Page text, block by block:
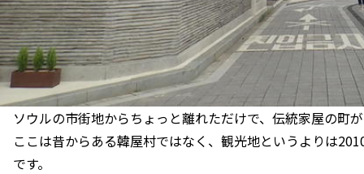
ソウルの市街地からちょっと離れただけで、伝統家屋の町
ここは昔からある韓屋村ではなく、観光地というよりは
です。